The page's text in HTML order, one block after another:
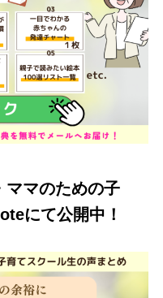
ママのための子
にて公開中！